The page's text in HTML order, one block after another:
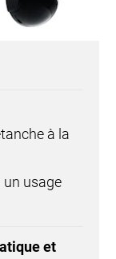
à la
un usage
et